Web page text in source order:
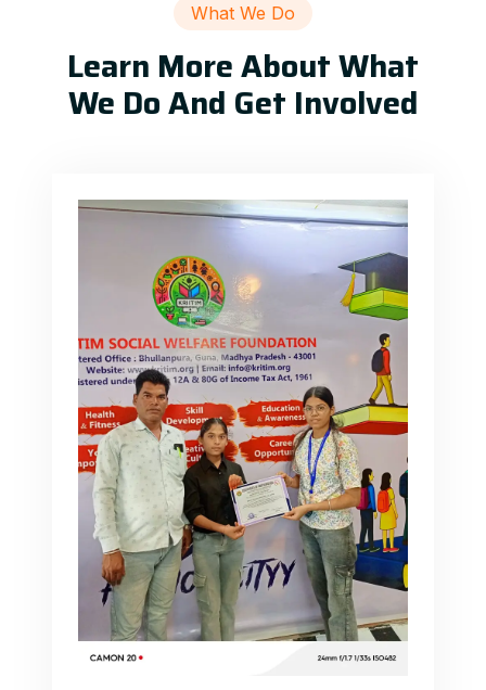
What We Do
Learn More About What
We Do And Get Involved